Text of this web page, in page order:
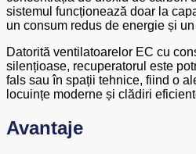
sistemul funcționează doar la
un consum redus de energie și
Datorită ventilatoarelor EC cu
silențioase, recuperatorul este
fals sau în spații tehnice, fiind o
locuințe moderne și clădiri
Avantaje